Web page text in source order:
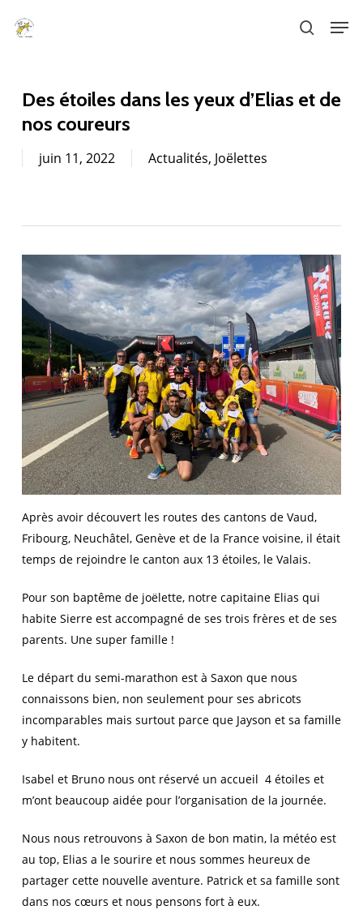
search
Des étoiles dans les yeux d’Elias et de
nos coureurs
juin 11, 2022 Actualités, Joëlettes
Après avoir découvert les routes des cantons de Vaud,
Fribourg, Neuchâtel, Genève et de la France voisine, il était
temps de rejoindre le canton aux 13 étoiles, le Valais.
Pour son baptême de joëlette, notre capitaine Elias qui
habite Sierre est accompagné de ses trois frères et de ses
parents. Une super famille !
Le départ du semi-marathon est à Saxon que nous
connaissons bien, non seulement pour ses abricots
incomparables mais surtout parce que Jayson et sa famille
y habitent.
Isabel et Bruno nous ont réservé un accueil 4 étoiles et
m’ont beaucoup aidée pour l’organisation de la journée.
Nous nous retrouvons à Saxon de bon matin, la météo est
au top, Elias a le sourire et nous sommes heureux de
partager cette nouvelle aventure. Patrick et sa famille sont
dans nos cœurs et nous pensons fort à eux.